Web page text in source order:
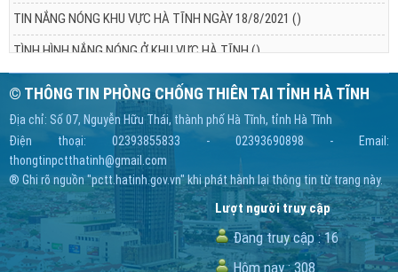
TIN NẮNG NÓNG KHU VỰC HÀ TĨNH NGÀY 18/8/2021 ()
TÌNH HÌNH NẮNG NÓNG Ở KHU VỰC HÀ TĨNH()
© THÔNG TIN PHÒNG CHỐNG THIÊN TAI TỈNH HÀ TĨNH
Địa chỉ: Số 07, Nguyễn Hữu Thái, thành phố Hà Tĩnh, tỉnh Hà Tĩnh
Điện thoại: 02393855833 - 02393690898 - Email:
thongtinpctthatinh@gmail.com
® Ghi rõ nguồn "pctt.hatinh.gov.vn" khi phát hành lại thông tin từ trang này.
Lượt người truy cập
Đang truy cập : 16
Hôm nay : 308